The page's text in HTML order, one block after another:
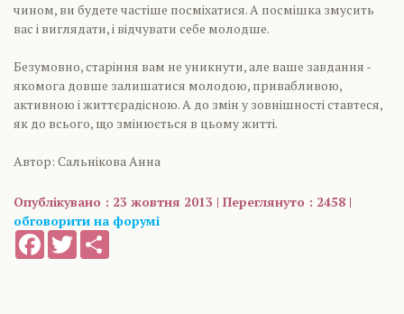
чином, ви будете частіше посміхатися. А посмішка змусить
вас і виглядати, і відчувати себе молодше.
Безумовно, старіння вам не уникнути, але ваше завдання -
якомога довше залишатися молодою, привабливою,
активною і життєрадісною. А до змін у зовнішності ставтеся,
як до всього, що змінюється в цьому житті.
Автор: Сальнікова Анна
Опублікувано : 23 жовтня 2013 | Переглянуто : 2458 |
обговорити на форумі
FacebookTwitter